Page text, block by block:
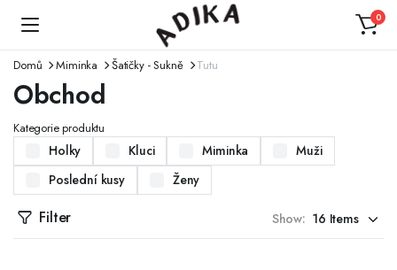
0
Domů Miminka Šatičky - Sukně Tutu
Obchod
Kategorie produktu
Holky Kluci Miminka
Muži
Poslední kusy
Ženy
Filter Show: